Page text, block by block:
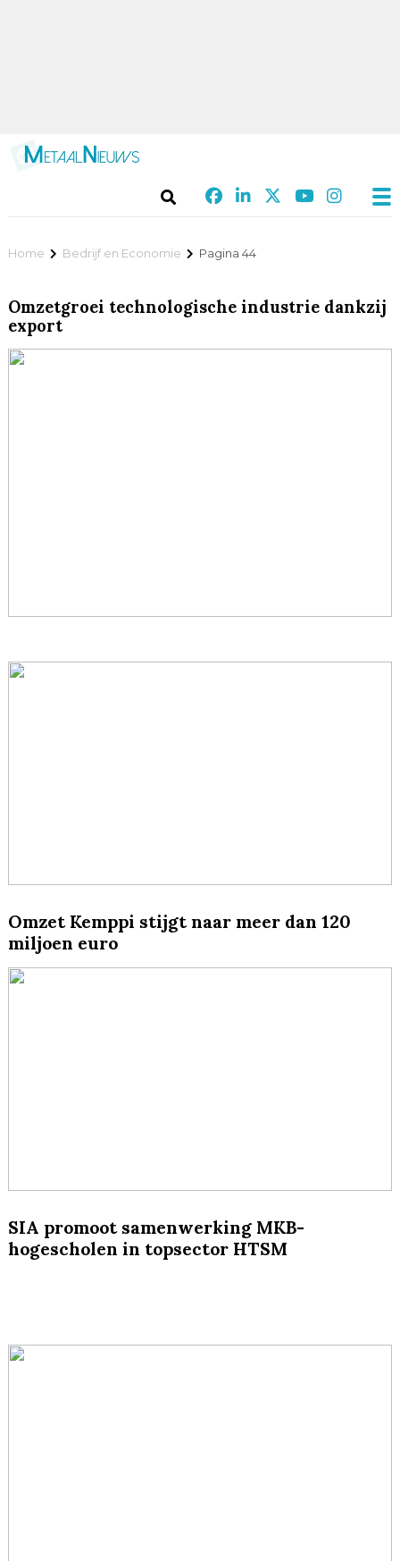
Home Bedrijf en Economie Pagina 44
Omzetgroei technologische industrie dankzij
export
Omzet Kemppi stijgt naar meer dan 120
miljoen euro
SIA promoot samenwerking MKB-
hogescholen in topsector HTSM